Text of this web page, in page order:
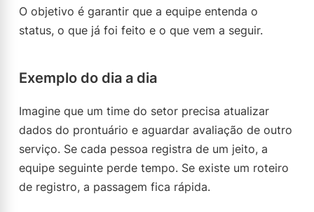
O objetivo é garantir que a equipe entenda o
status, o que já foi feito e o que vem a seguir.
Exemplo do dia a dia
Imagine que um time do setor precisa atualizar
dados do prontuário e aguardar avaliação de outro
serviço. Se cada pessoa registra de um jeito, a
equipe seguinte perde tempo. Se existe um roteiro
de registro, a passagem fica rápida.